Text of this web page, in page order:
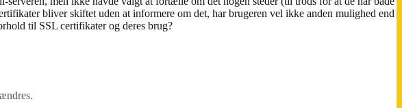
bliver skiftet uden at informere om det, har brugeren vel ikke anden mulighed end
til SSL certifikater og deres brug?